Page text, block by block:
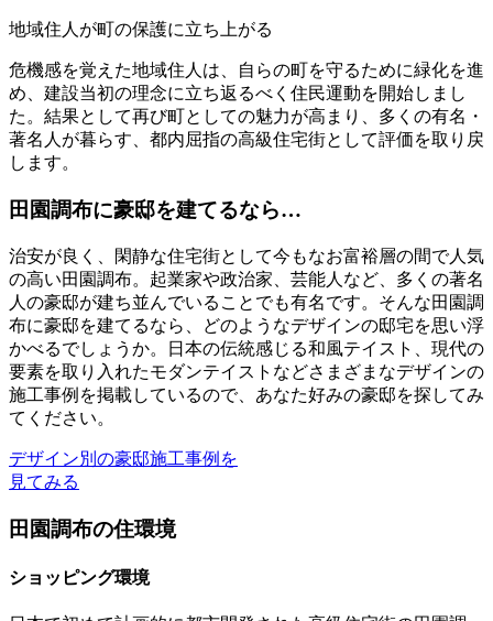
地域住人が町の保護に立ち上がる
危機感を覚えた地域住人は、自らの町を守るために緑化を進
め、建設当初の理念に立ち返るべく住民運動を開始しまし
た。結果として再び町としての魅力が高まり、多くの有名・
著名人が暮らす、都内屈指の高級住宅街として評価を取り戻
します。
田園調布に豪邸を建てるなら…
治安が良く、閑静な住宅街として今もなお富裕層の間で人気
の高い田園調布。起業家や政治家、芸能人など、多くの著名
人の豪邸が建ち並んでいることでも有名です。そんな田園調
布に豪邸を建てるなら、どのようなデザインの邸宅を思い浮
かべるでしょうか。日本の伝統感じる和風テイスト、現代の
要素を取り入れたモダンテイストなどさまざまなデザインの
施工事例を掲載しているので、あなた好みの豪邸を探してみ
てください。
デザイン別の豪邸施工事例を
見てみる
田園調布の住環境
ショッピング環境